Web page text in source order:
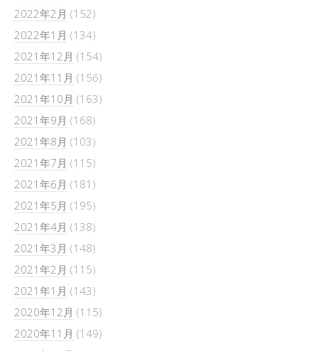
2022年2月 (152)
2022年1月 (134)
2021年12月 (154)
2021年11月 (156)
2021年10月 (163)
2021年9月 (168)
2021年8月 (103)
2021年7月 (115)
2021年6月 (181)
2021年5月 (195)
2021年4月 (138)
2021年3月 (148)
2021年2月 (115)
2021年1月 (143)
2020年12月 (115)
2020年11月 (149)